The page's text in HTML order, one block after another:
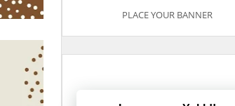
PLACE YOUR BANNER